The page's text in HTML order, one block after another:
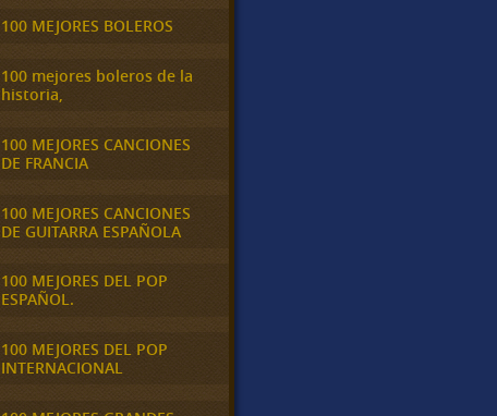
100 MEJORES BOLEROS
100 mejores boleros de la
historia,
100 MEJORES CANCIONES
DE FRANCIA
100 MEJORES CANCIONES
DE GUITARRA ESPAÑOLA
100 MEJORES DEL POP
ESPAÑOL.
100 MEJORES DEL POP
INTERNACIONAL